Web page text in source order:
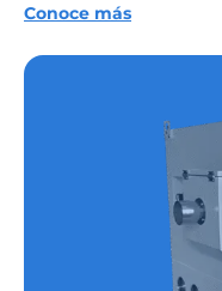
Conoce más